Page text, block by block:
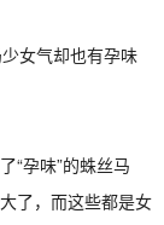
“孕味”的蛛丝马
了，而这些都是女